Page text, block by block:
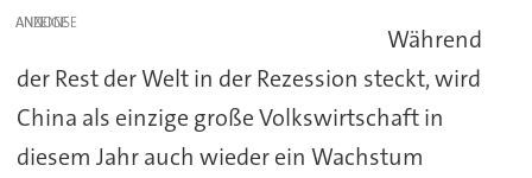
ANZEIGE
Während
der Rest der Welt in der Rezession steckt, wird
China als einzige große Volkswirtschaft in
diesem Jahr auch wieder ein Wachstum